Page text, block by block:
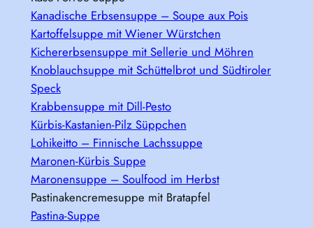
Kanadische Erbsensuppe – Soupe aux Pois
Kartoffelsuppe mit Wiener Würstchen
Kichererbsensuppe mit Sellerie und Möhren
Knoblauchsuppe mit Schüttelbrot und Südtiroler
Speck
Krabbensuppe mit Dill-Pesto
Kürbis-Kastanien-Pilz Süppchen
Lohikeitto – Finnische Lachssuppe
Maronen-Kürbis Suppe
Maronensuppe – Soulfood im Herbst
Pastinakencremesuppe mit Bratapfel
Pastina-Suppe